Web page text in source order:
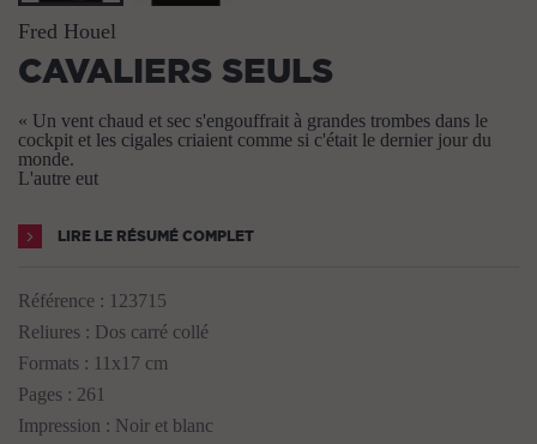
Fred Houel
CAVALIERS SEULS
« Un vent chaud et sec s'engouffrait à grandes trombes dans le
cockpit et les cigales criaient comme si c'était le dernier jour du
monde.
L'autre eut
LIRE LE RÉSUMÉ COMPLET
Référence : 123715
Reliures : Dos carré collé
Formats : 11x17 cm
Pages : 261
Impression : Noir et blanc